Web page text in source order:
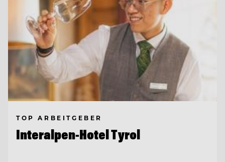
TOP ARBEITGEBER
Interalpen-Hotel Tyrol